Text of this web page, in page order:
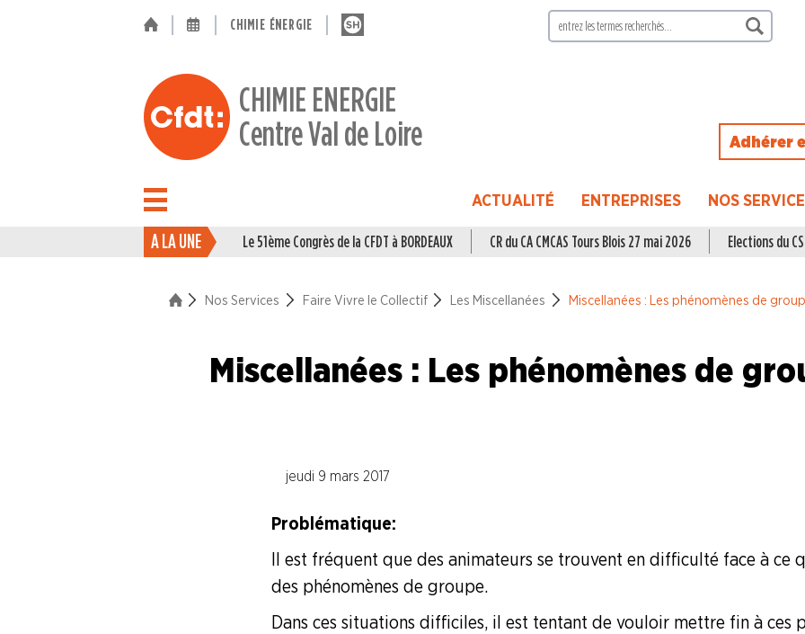
CHIMIE ÉNERGIE
CHIMIE ENERGIE
Centre Val de Loire
Adhérer
ACTUALITÉ
ENTREPRISES
SERVICES
Le syndicat pour les cadres
Faire Vivre le Collectif
Les 5 pratiques qui favorisent le développement
ACTUALITÉ ENTREPRISES NOS
A LA UNE Le 51ème Congrès de la CFDT à BORDEAUX CR du CA CMCAS Tours Blois 27 mai 2026 Elections du
Nos Services Faire Vivre le Collectif Les Miscellanées Miscellanées : Les phénomènes de
Miscellanées : Les phénomènes de
jeudi 9 mars 2017
Problématique :
Il est fréquent que des animateurs se trouvent en difficulté face à ce
des phénomènes de groupe.
Dans ces situations difficiles, il est tentant de vouloir mettre fin à ces